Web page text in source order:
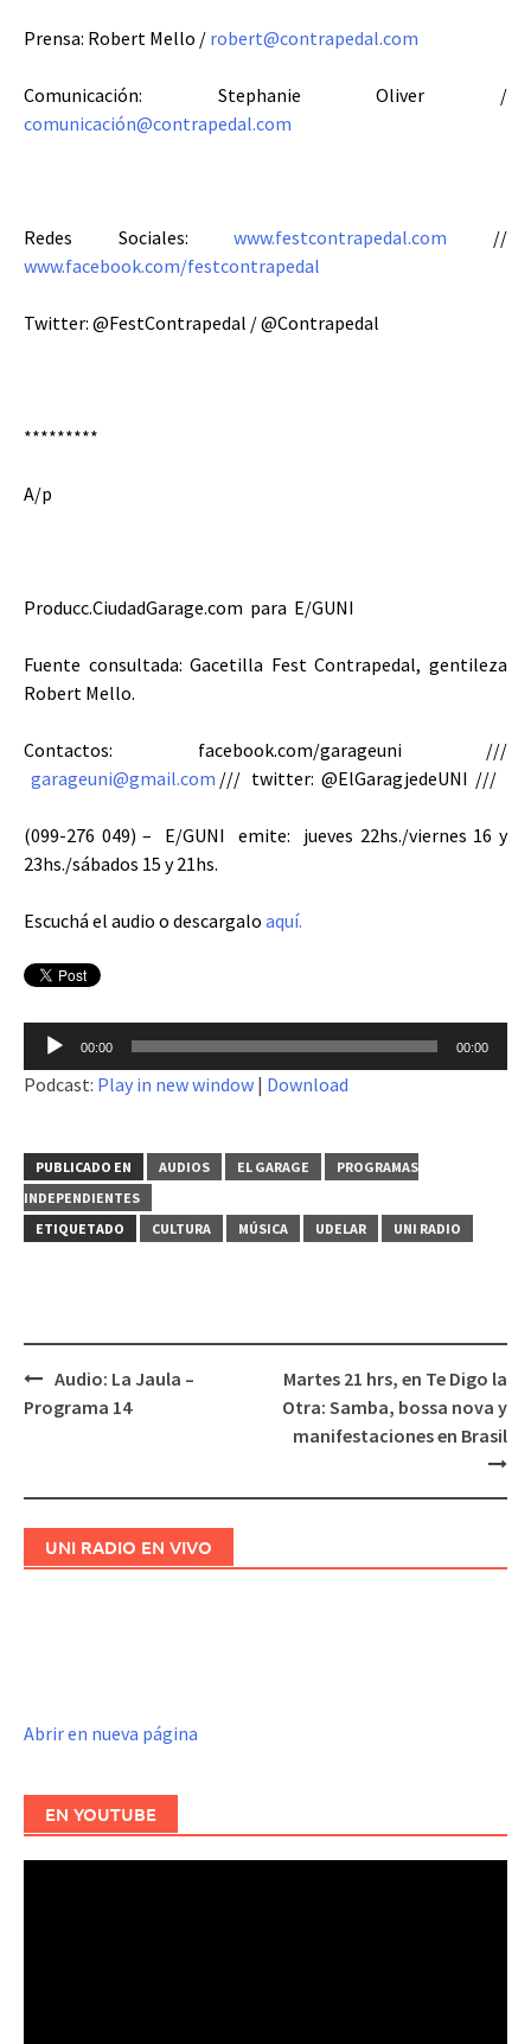
Prensa: Robert Mello / robert@contrapedal.com
Comunicación: Stephanie Oliver /
comunicación@contrapedal.com
Redes Sociales:www.festcontrapedal.com //
www.facebook.com/festcontrapedal
Twitter: @FestContrapedal / @Contrapedal
*********
A/p
Producc.CiudadGarage.com para E/GUNI
Fuente consultada: Gacetilla Fest Contrapedal, gentileza
Robert Mello.
Contactos: facebook.com/garageuni ///
garageuni@gmail.com /// twitter: @ElGaragjedeUNI ///
(099-276 049) – E/GUNI emite: jueves 22hs./viernes 16 y
23hs./sábados 15 y 21hs.
Escuchá el audio o descargalo aquí.
Reproductor
audio
00:00 00:00
Podcast: Play in new window | Download
PUBLICADO EN AUDIOS EL GARAGE
PROGRAMAS
INDEPENDIENTES
ETIQUETADO
CULTURA MÚSICA UDELAR UNI RADIO
Navegación
Audio: La Jaula –
Programa 14
Martes 21 hrs, en Te Digo la
Otra: Samba, bossa nova y
manifestaciones en Brasil
UNI RADIO EN VIVO
Abrir en nueva página
EN YOUTUBE